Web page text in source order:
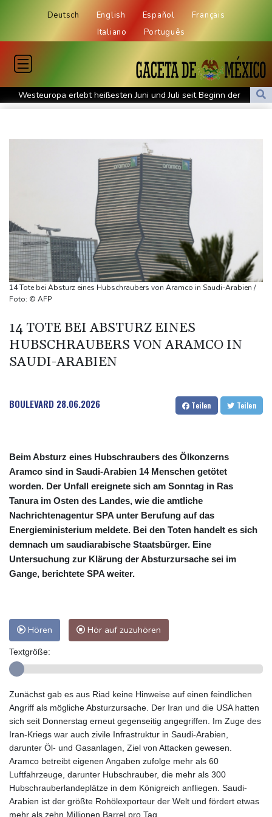
Deutsch English Español
Français
Italiano
Português
Westeuropa erlebt heißesten Juni und Juli seit Beginn der
Aufzeichnungen
Trump verzichtet offenbar vorerst auf Angriffe auf Iran: "Halten
Trauer um Jorge Messi: Fußballstar Lionel Messi nimmt Abschied
Nowitzki trauert um ersten NBA-Coach Nelson: "RIP, Legende"
Neuer Waldbrand in Südfrankreich: Mehr als 200
Feuerwehrleute im Einsatz
Umfrage: Mehrheit der Deutschen gegen Abschaffung der
"Rente mit 63"
Bericht: Dobrindt verdoppelt Anti-Drohnen-Einheiten der
Bundespolizei
Netanjahu lehnt von Trump unterstützten 15-Punkte-Plan für
14 Tote bei Absturz eines Hubschraubers von Aramco in Saudi-Arabien /
Foto: © AFP
14 TOTE BEI ABSTURZ EINES
HUBSCHRAUBERS VON ARAMCO IN
SAUDI-ARABIEN
BOULEVARD 28.06.2026 Teilen Teilen
Beim Absturz eines Hubschraubers des Ölkonzerns
Aramco sind in Saudi-Arabien 14 Menschen getötet
worden. Der Unfall ereignete sich am Sonntag in Ras
Tanura im Osten des Landes, wie die amtliche
Nachrichtenagentur SPA unter Berufung auf das
Energieministerium meldete. Bei den Toten handelt es sich
demnach um saudiarabische Staatsbürger. Eine
Untersuchung zur Klärung der Absturzursache sei im
Gange, berichtete SPA weiter.
Hören Hör auf zuzuhören
Textgröße:
Zunächst gab es aus Riad keine Hinweise auf einen feindlichen
Angriff als mögliche Absturzursache. Der Iran und die USA hatten
sich seit Donnerstag erneut gegenseitig angegriffen. Im Zuge des
Iran-Kriegs war auch zivile Infrastruktur in Saudi-Arabien,
darunter Öl- und Gasanlagen, Ziel von Attacken gewesen.
Aramco betreibt eigenen Angaben zufolge mehr als 60
Luftfahrzeuge, darunter Hubschrauber, die mehr als 300
Hubschrauberlandeplätze in dem Königreich anfliegen. Saudi-
Arabien ist der größte Rohölexporteur der Welt und fördert etwas
mehr als zehn Millionen Barrel pro Tag.